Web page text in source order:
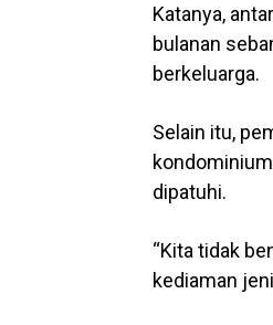
Katanya,
bulanan
berkeluarga.
Selain itu,
dipatuhi.
“Kita tidak
kediaman